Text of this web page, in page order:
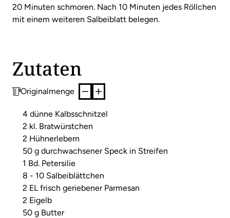
20 Minuten schmoren. Nach 10 Minuten jedes Röllchen
mit einem weiteren Salbeiblatt belegen.
Zutaten
Originalmenge
4 dünne Kalbsschnitzel
2 kl. Bratwürstchen
2 Hühnerlebern
50 g durchwachsener Speck in Streifen
1 Bd. Petersilie
8 - 10 Salbeiblättchen
2 EL frisch geriebener Parmesan
2 Eigelb
50 g Butter